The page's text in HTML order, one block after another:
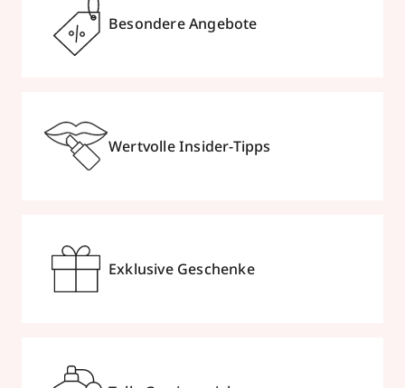
Besondere Angebote
Wertvolle Insider-Tipps
Exklusive Geschenke